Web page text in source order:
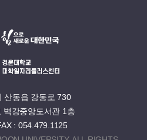
산동읍 강동로 730
벽강중앙도서관 1층
: 054.479.1125